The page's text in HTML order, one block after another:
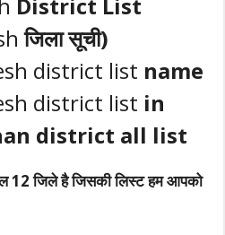
District List
जिला सूची)
district list name
district list in
district all list
जिले है जिसकी लिस्ट हम आपको